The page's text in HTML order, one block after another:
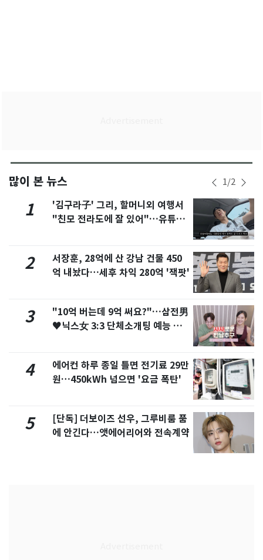
많이 본 뉴스 1/2
1
'김구라子' 그리, 할머니외 여행서
"친모 전라도에 잘 있어"…유튜브
2
서장훈, 28억에 산 강남 건물 450
억 내놨다…세후 차익 280억 '잭팟'
3
"10억 버는데 9억 써요?"…삼전男
♥닉스女 3:3 단체소개팅 예능 화
4
에어컨 하루 종일 틀면 전기료 29만
원…450kWh 넘으면 '요금 폭탄'
5
[단독] 더보이즈 선우, 그루비룸 품
에 안긴다…앳에어리어와 전속계약